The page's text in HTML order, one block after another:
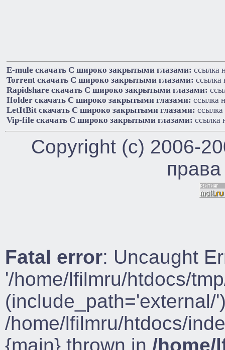
E-mule cкачать С широко закрытыми глазами: ссылка
Torrent cкачать С широко закрытыми глазами: ссылка
Rapidshare cкачать С широко закрытыми глазами:
Ifolder cкачать С широко закрытыми глазами: ссылка
LetItBit cкачать С широко закрытыми глазами:
Vip-file cкачать С широко закрытыми глазами: ссылка
Copyright (c) 2006-
Fatal error: Uncaught
'/home/lfilmru/htdocs/
(include_path='external/
/home/lfilmru/htdocs/
{main} thrown in /home/